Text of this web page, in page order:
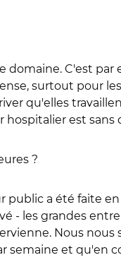
domaine. C'est
surtout pour
qu'elles
hospitalier est
?
public a été faite
- les grandes
Nous
semaine et qu'en